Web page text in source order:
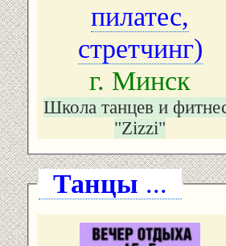
пилатес,
стретчинг)
г. Минск
Школа танцев и
"Zizzi"
Танцы ...